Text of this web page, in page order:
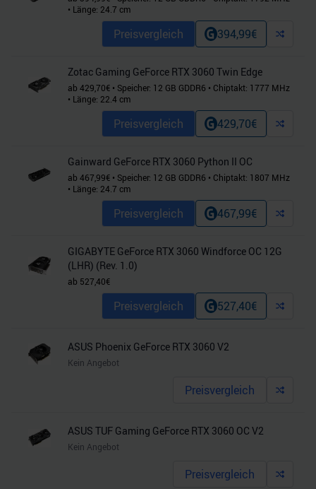
• Länge: 24.7 cm
Preisvergleich 394,99€
Zotac Gaming GeForce RTX 3060 Twin Edge
ab 429,70€ • Speicher: 12 GB GDDR6 • Chiptakt: 1777 MHz
• Länge: 22.4cm
Preisvergleich 429,70€
Gainward GeForce RTX 3060 Python II OC
ab 467,99€ • Speicher: 12 GB GDDR6 • Chiptakt: 1807 MHz
• Länge: 24.7 cm
Preisvergleich 467,99€
GIGABYTE GeForce RTX 3060 Windforce OC 12G
(LHR) (Rev. 1.0)
ab 527,40€
Preisvergleich 527,40€
ASUS Phoenix GeForce RTX 3060 V2
Kein Angebot
Preisvergleich
ASUS TUF Gaming GeForce RTX 3060 OC V2
Kein Angebot
Preisvergleich